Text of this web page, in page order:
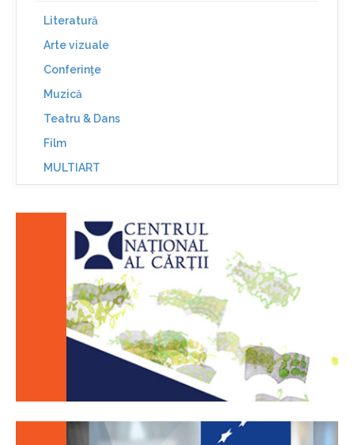
Literatură
Arte vizuale
Conferinţe
Muzică
Teatru & Dans
Film
MULTIART